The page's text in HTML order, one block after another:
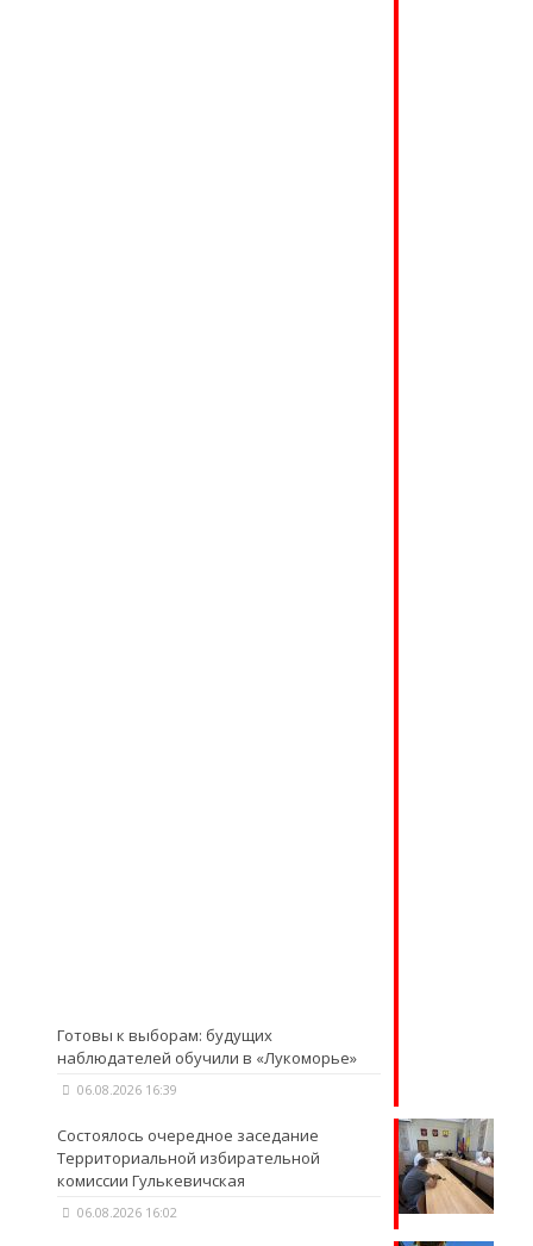
Готовы к выборам: будущих
наблюдателей обучили в «Лукоморье»
06.08.2026 16:39
Состоялось очередное заседание
Территориальной избирательной
комиссии Гулькевичская
06.08.2026 16:02